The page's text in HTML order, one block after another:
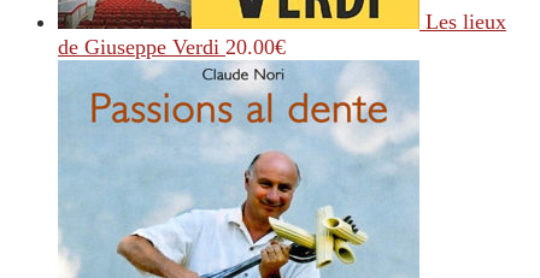
Les lieux
de Giuseppe Verdi 20.00€